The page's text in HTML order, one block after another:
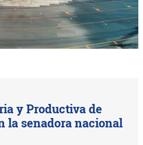
y Productiva de
la senadora nacional